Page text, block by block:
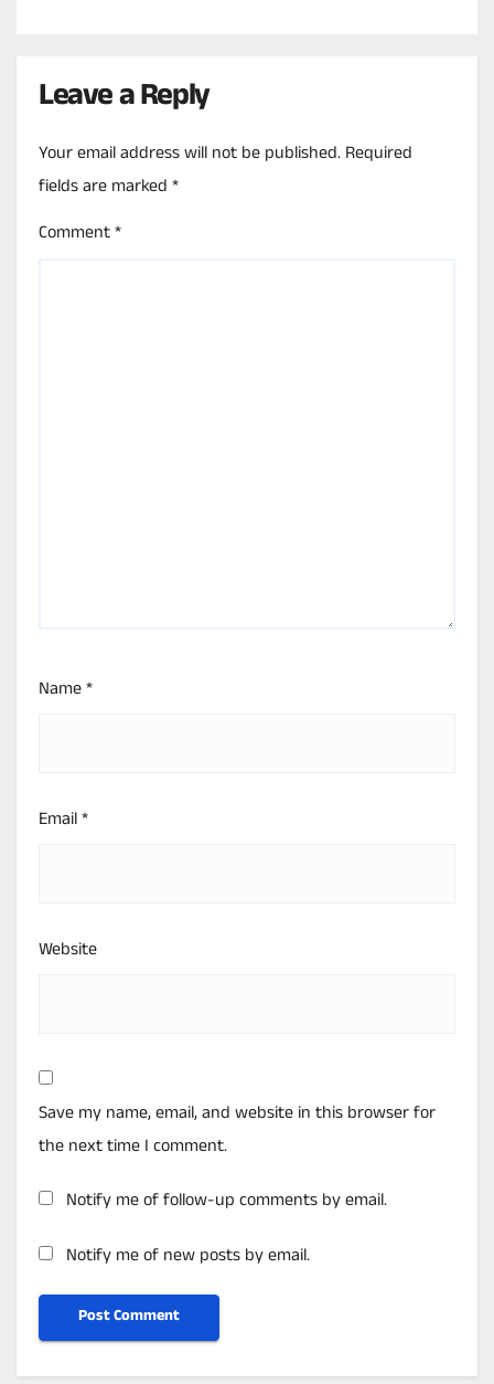
Leave a Reply
Your email address will not be published.Required
fields are marked*
Comment*
Name*
Email*
Website
Save my name, email, and website in this browser for
the next time I comment.
Notify me of follow-up comments by email.
Notify me of new posts by email.